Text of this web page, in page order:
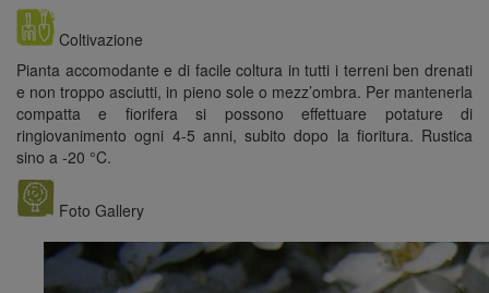
Coltivazione
Pianta accomodante e di facile coltura in tutti i terreni ben drenati
e non troppo asciutti, in pieno sole o mezz’ombra. Per mantenerla
compatta e fiorifera si possono effettuare potature di
ringiovanimento ogni 4-5 anni, subito dopo la fioritura. Rustica
sino a -20 °C.
Foto Gallery